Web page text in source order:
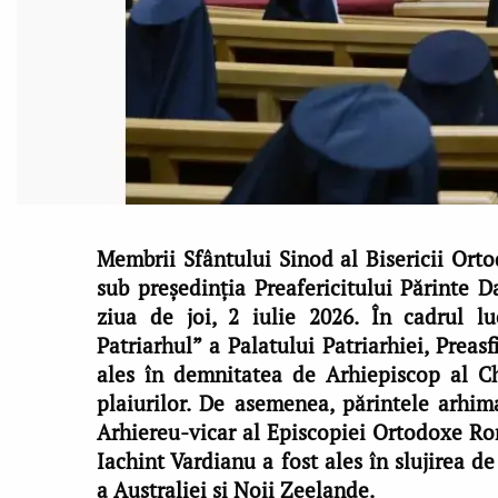
Membrii Sfântului Sinod al Bisericii
sub președinția Preafericitului Părinte
ziua de joi, 2 iulie 2026. În cadrul
Patriarhul” a Palatului Patriarhiei,
ales în demnitatea de Arhiepiscop al
plaiurilor. De asemenea, părintele
Arhiereu-vicar al Episcopiei Ortodoxe
Iachint Vardianu a fost ales în slujirea
a Australiei și Noii Zeelande.